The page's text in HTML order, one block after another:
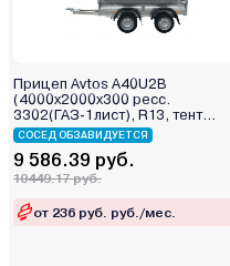
Прицеп Avtos A40U2B
(4000х2000х300 ресс.
3302(ГАЗ-1лист), R13, тент
1200мм 2ос)
СОСЕД ОБЗАВИДУЕТСЯ
9 586.39 руб.
10449.17 руб.
от 236 руб. руб./мес.